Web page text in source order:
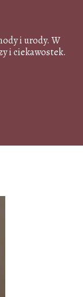
i urody. W
i ciekawostek.